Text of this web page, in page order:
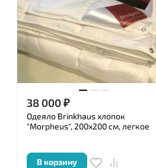
38 000₽
Одеяло Brinkhaus хлопок
"Morpheus", 200x200 см, легкое
В корзину